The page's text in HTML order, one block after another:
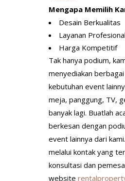
Mengapa Memilih
Desain Berkualitas
Layanan Profesional
Harga Kompetitif
Tak hanya podium,
menyediakan
kebutuhan event
meja, panggung, TV,
banyak lagi. Buatlah
berkesan dengan
event lainnya dari
melalui kontak yang
konsultasi dan
website